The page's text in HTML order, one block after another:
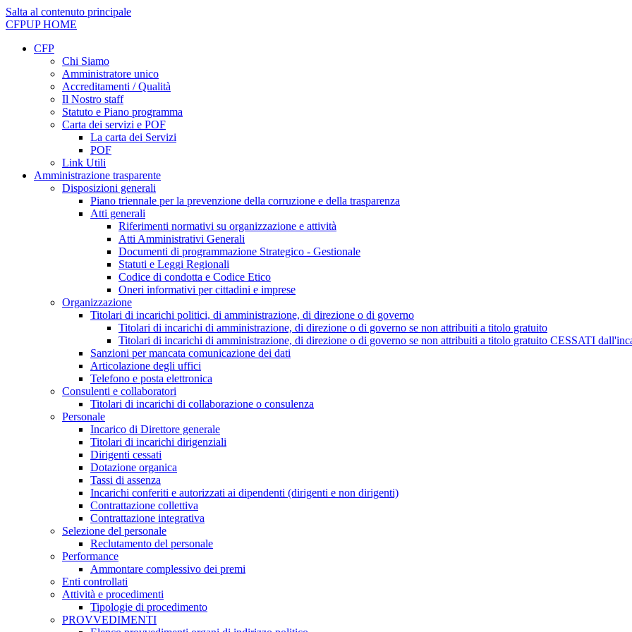
Salta al contenuto principale
CFPUPHOME
CFP
Chi Siamo
Amministratore unico
Accreditamenti / Qualità
Il Nostro staff
Statuto e Piano programma
Carta dei servizi e POF
La carta dei Servizi
POF
Link Utili
Amministrazione trasparente
Disposizioni generali
Piano triennale per la prevenzione della corruzione e della trasparenza
Atti generali
Riferimenti normativi su organizzazione e attività
Atti Amministrativi Generali
Documenti di programmazione Strategico - Gestionale
Statuti e Leggi Regionali
Codice di condotta e Codice Etico
Oneri informativi per cittadini e imprese
Organizzazione
Titolari di incarichi politici, di amministrazione, di direzione o di governo
Titolari di incarichi di amministrazione, di direzione o di governo se non attribuiti a titolo gratuito
Titolari di incarichi di amministrazione, di direzione o di governo se non attribuiti a titolo gratuito CESSATI
Sanzioni per mancata comunicazione dei dati
Articolazione degli uffici
Telefono e posta elettronica
Consulenti e collaboratori
Titolari di incarichi di collaborazione o consulenza
Personale
Incarico di Direttore generale
Titolari di incarichi dirigenziali
Dirigenti cessati
Dotazione organica
Tassi di assenza
Incarichi conferiti e autorizzati ai dipendenti (dirigenti e non dirigenti)
Contrattazione collettiva
Contrattazione integrativa
Selezione del personale
Reclutamento del personale
Performance
Ammontare complessivo dei premi
Enti controllati
Attività e procedimenti
Tipologie di procedimento
PROVVEDIMENTI